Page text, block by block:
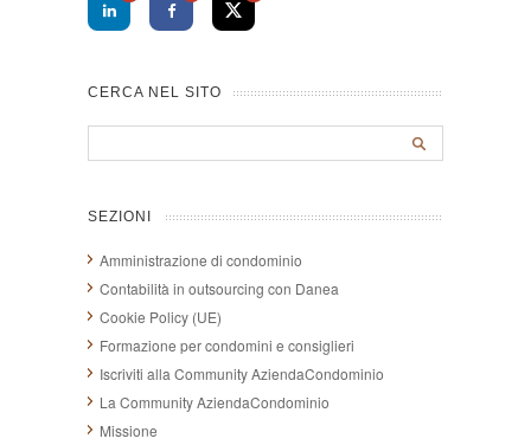
CERCA NEL SITO
SEZIONI
Amministrazione di condominio
Contabilità in outsourcing con Danea
Cookie Policy (UE)
Formazione per condomini e consiglieri
Iscriviti alla Community AziendaCondominio
La Community AziendaCondominio
Missione